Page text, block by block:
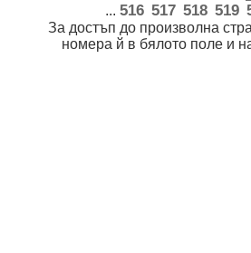
... 516 517 518 519
За достъп до произволна
номера й в бялото поле и